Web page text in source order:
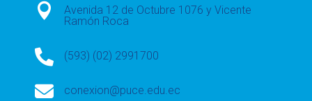

Avenida 12 de Octubre 1076 y Vicente
Ramón Roca
 (593) (02) 2991700
 conexion@puce.edu.ec